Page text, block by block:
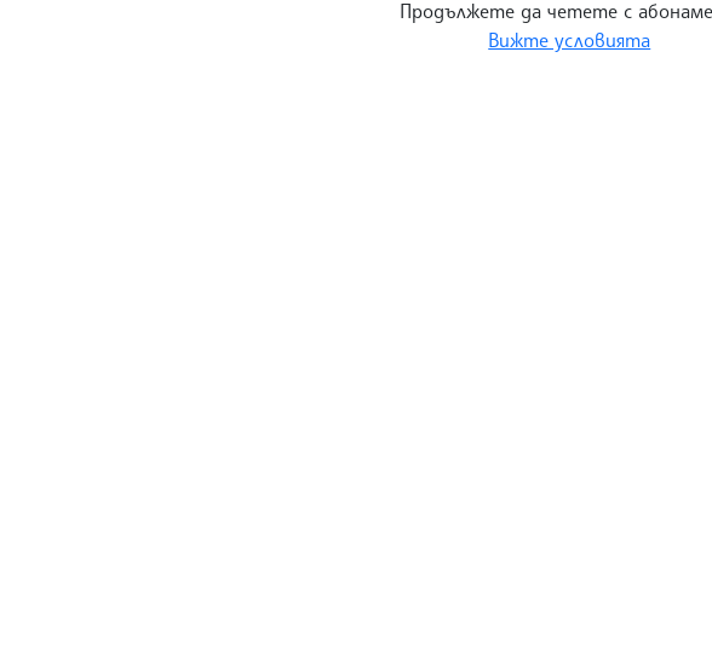
Продължете да четете с
Вижте условията